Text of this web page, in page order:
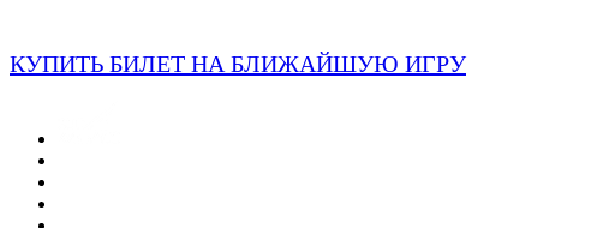
КУПИТЬ БИЛЕТ НА БЛИЖАЙШУЮ ИГРУ